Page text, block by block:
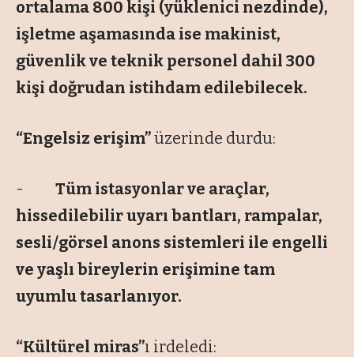
ortalama 800 kişi (yüklenici nezdinde),
işletme aşamasında ise makinist,
güvenlik ve teknik personel dahil 300
kişi doğrudan istihdam edilebilecek.
“Engelsiz erişim”üzerinde durdu:
- Tüm istasyonlar ve araçlar,
hissedilebilir uyarı bantları, rampalar,
sesli/görsel anons sistemleri ile engelli
ve yaşlı bireylerin erişimine tam
uyumlu tasarlanıyor.
“Kültürel miras”ı irdeledi: